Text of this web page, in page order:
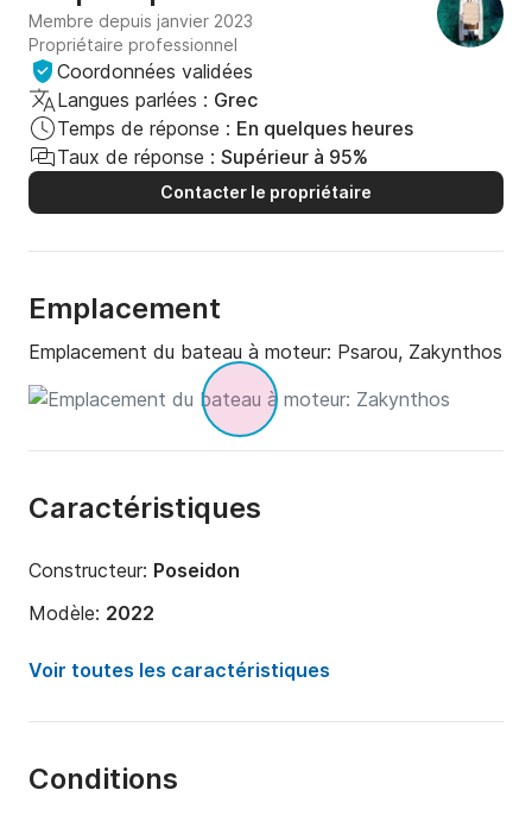
Membre depuis janvier 2023
Propriétaire professionnel
Coordonnées validées
Langues parlées : Grec
Temps de réponse : En quelques heures
Taux de réponse : Supérieur à 95%
Contacter le propriétaire
Emplacement
Emplacement du bateau à moteur: Psarou, Zakynthos
Caractéristiques
Constructeur: Poseidon
Modèle: 2022
Puissance moteur:
100cv
Capacité à bord:
Voir toutes les caractéristiques
Conditions